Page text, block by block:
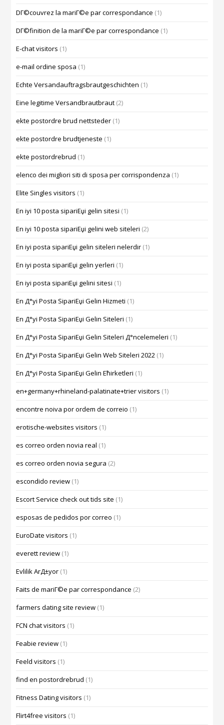
DГ©couvrez la mariГ©e par correspondance (1)
DГ©finition de la mariГ©e par correspondance (1)
E-chat visitors (1)
e-mail ordine sposa (1)
Echte Versandauftragsbrautgeschichten (1)
Eine legitime Versandbrautbraut (2)
ekte postordre brud nettsteder (1)
ekte postordre brudtjeneste (1)
ekte postordrebrud (1)
elenco dei migliori siti di sposa per corrispondenza (1)
Elite Singles visitors (1)
En iyi 10 posta sipariЕџi gelin sitesi (1)
En iyi 10 posta sipariЕџi gelini web siteleri (2)
En iyi posta sipariЕџi gelin siteleri nelerdir (1)
En iyi posta sipariЕџi gelin yerleri (1)
En iyi posta sipariЕџi gelini sitesi (1)
En Д°yi Posta SipariЕџi Gelin Hizmeti (1)
En Д°yi Posta SipariЕџi Gelin Siteleri (1)
En Д°yi Posta SipariЕџi Gelin Siteleri Д°ncelemeleri (1)
En Д°yi Posta SipariЕџi Gelin Web Siteleri 2022 (1)
En Д°yi Posta SipariЕџi Gelin Ећirketleri (1)
en+germany+rhineland-palatinate+trier visitors (1)
encontre noiva por ordem de correio (1)
erotische-websites visitors (1)
es correo orden novia real (1)
es correo orden novia segura (2)
escondido review (1)
Escort Service check out tids site (1)
esposas de pedidos por correo (1)
EuroDate visitors (1)
everett review (1)
Evlilik ArД±yor (1)
Faits de mariГ©e par correspondance (2)
farmers dating site review (1)
FCN chat visitors (1)
Feabie review (1)
Feeld visitors (1)
find en postordrebrud (1)
Fitness Dating visitors (1)
Flirt4free visitors (1)